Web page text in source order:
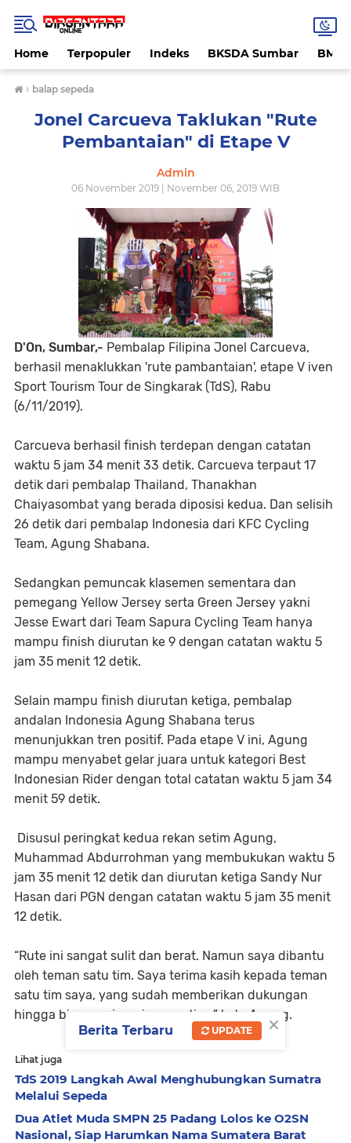
Home Terpopuler Indeks BKSDA Sumbar
› balap sepeda
Jonel Carcueva Taklukan "Rute
Pembantaian" di Etape V
Admin
06 November 2019 | November 06, 2019 WIB
D'On, Sumbar,- Pembalap Filipina Jonel Carcueva,
berhasil menaklukkan 'rute pambantaian', etape V iven
Sport Tourism Tour de Singkarak (TdS), Rabu
(6/11/2019).
Carcueva berhasil finish terdepan dengan catatan
waktu 5 jam 34 menit 33 detik. Carcueva terpaut 17
detik dari pembalap Thailand, Thanakhan
Chaiyasombat yang berada diposisi kedua. Dan selisih
26 detik dari pembalap Indonesia dari KFC Cycling
Team, Agung Shabana.
Sedangkan pemuncak klasemen sementara dan
pemegang Yellow Jersey serta Green Jersey yakni
Jesse Ewart dari Team Sapura Cycling Team hanya
mampu finish diurutan ke 9 dengan catatan waktu 5
jam 35 menit 12 detik.
Selain mampu finish diurutan ketiga, pembalap
andalan Indonesia Agung Shabana terus
menunjukkan tren positif. Pada etape V ini, Agung
mampu menyabet gelar juara untuk kategori Best
Indonesian Rider dengan total catatan waktu 5 jam 34
menit 59 detik.
Disusul peringkat kedua rekan setim Agung,
Muhammad Abdurrohman yang membukukan waktu 5
jam 35 menit 12 detik dan diurutan ketiga Sandy Nur
Hasan dari PGN dengan catatan waktu 5 jam 35 menit
12 detik.
“Rute ini sangat sulit dan berat. Namun saya dibantu
oleh teman satu tim. Saya terima kasih kepada teman
satu tim saya, yang sudah memberikan dukungan
hingga bisa menjuarai nomor tiga,” kata Agung.
Lihat juga
TdS 2019 Langkah Awal Menghubungkan Sumatra
Melalui Sepeda
Dua Atlet Muda SMPN 25 Padang Lolos ke O2SN
Nasional, Siap Harumkan Nama Sumatera Barat
×
Berita Terbaru UPDATE